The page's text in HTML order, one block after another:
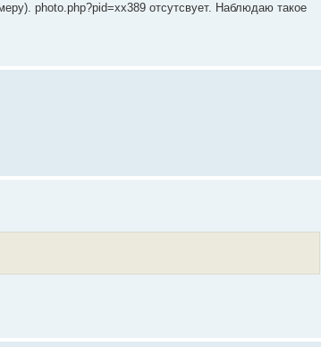
photo.php?pid=хх389 отсутсвует. Наблюдаю такое